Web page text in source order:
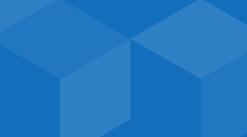
sich
eines